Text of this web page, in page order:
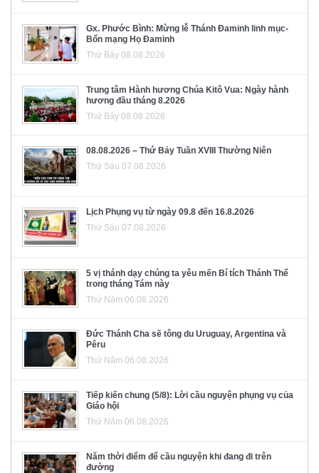
Gx. Phước Bình: Mừng lễ Thánh Đaminh linh mục-
Bổn mạng Họ Đaminh
Thứ Bảy 08.08.2026
Trung tâm Hành hương Chúa Kitô Vua: Ngày hành
hương đầu tháng 8.2026
Thứ Bảy 08.08.2026
08.08.2026 – Thứ Bảy Tuần XVIII Thường Niên
Thứ Sáu 07.08.2026
Lịch Phụng vụ từ ngày 09.8 đến 16.8.2026
Thứ Sáu 07.08.2026
5 vị thánh dạy chúng ta yêu mến Bí tích Thánh Thể
trong tháng Tám này
Thứ Năm 06.08.2026
Đức Thánh Cha sẽ tông du Uruguay, Argentina và
Pêru
Thứ Năm 06.08.2026
Tiếp kiến chung (5/8): Lời cầu nguyện phụng vụ của
Giáo hội
Thứ Năm 06.08.2026
Năm thời điểm để cầu nguyện khi đang đi trên
đường